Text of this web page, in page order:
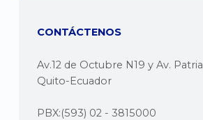
CONTÁCTENOS
Av.12 de Octubre N19 y Av. Patria
Quito-Ecuador
PBX:(593) 02 - 3815000